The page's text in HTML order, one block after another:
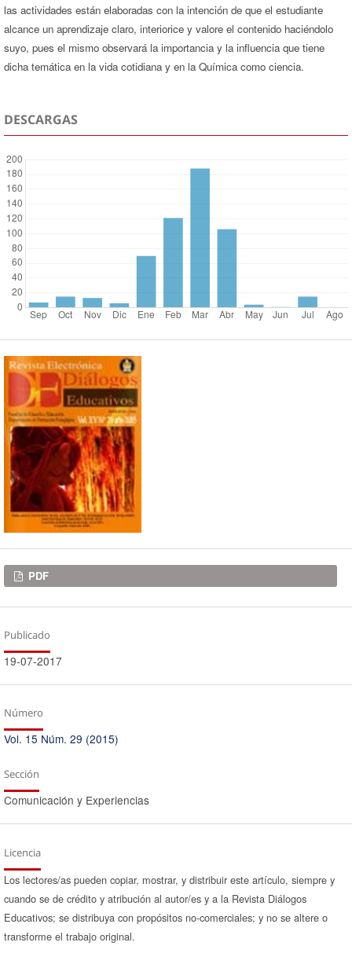
las actividades están elaboradas con la intención de que el estudiante
alcance un aprendizaje claro, interiorice y valore el contenido haciéndolo
suyo, pues el mismo observará la importancia y la influencia que tiene
dicha temática en la vida cotidiana y en la Química como ciencia.
DESCARGAS
Descargas
PDF
Publicado
19-07-2017
Número
Vol. 15 Núm. 29 (2015)
Sección
Comunicación y Experiencias
Licencia
Los lectores/as pueden copiar, mostrar, y distribuir este artículo, siempre y
cuando se de crédito y atribución al autor/es y a la Revista Diálogos
Educativos; se distribuya con propósitos no-comerciales; y no se altere o
transforme el trabajo original.